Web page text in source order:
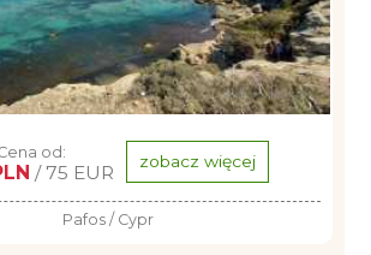
od:
/ 75 EUR zobacz więcej
Pafos / Cypr